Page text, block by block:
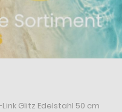
Glitz Edelstahl 50 cm